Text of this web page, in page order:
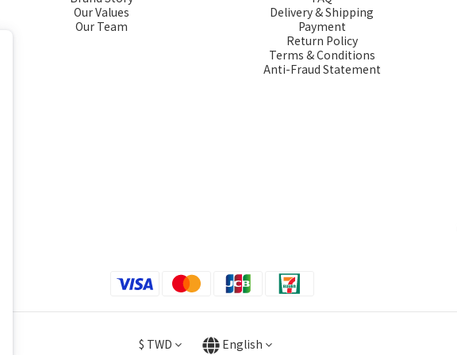
Our Values
Our Team
Delivery & Shipping
Payment
Return Policy
Terms & Conditions
Anti-Fraud Statement
$ TWD English